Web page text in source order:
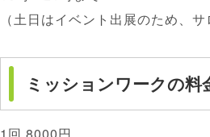
（土日はイベント出展のため、
ミッションワークの料